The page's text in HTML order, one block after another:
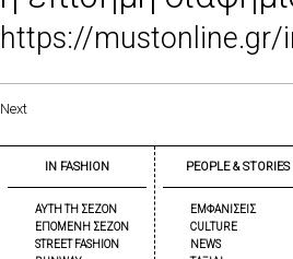
https://mustonline.gr/
Νext
IN FASHION
ΑΥΤΗ ΤΗ ΣΕΖΟΝ
ΕΠΟΜΕΝΗ ΣΕΖΟΝ
STREET FASHION
PEOPLE & STORIES
ΕΜΦΑΝΙΣΕΙΣ
CULTURE
NEWS